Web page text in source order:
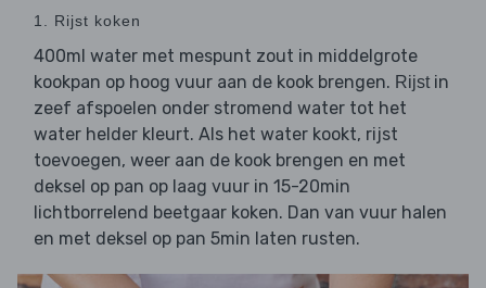
1. Rijst koken
400ml water met mespunt zout in middelgrote
kookpan op hoog vuur aan de kook brengen. Rijst in
zeef afspoelen onder stromend water tot het
water helder kleurt. Als het water kookt, rijst
toevoegen, weer aan de kook brengen en met
deksel op pan op laag vuur in 15-20min
lichtborrelend beetgaar koken. Dan van vuur halen
en met deksel op pan 5min laten rusten.